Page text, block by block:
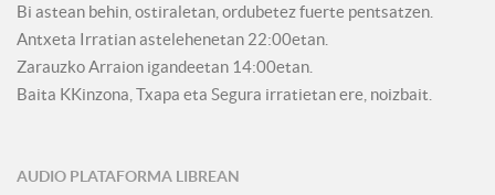
Bi astean behin, ostiraletan, ordubetez fuerte pentsatzen.
Antxeta Irratian astelehenetan 22:00etan.
Zarauzko Arraion igandeetan 14:00etan.
Baita KKinzona, Txapa eta Segura irratietan ere, noizbait.
AUDIO PLATAFORMA LIBREAN